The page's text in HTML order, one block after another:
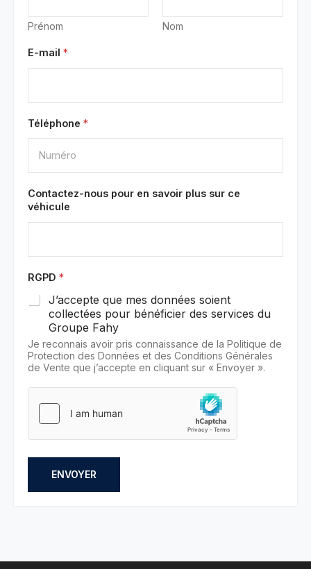
Prénom Nom
E-mail *
Téléphone *
Contactez-nous pour en savoir plus sur ce
véhicule
RGPD *
J’accepte que mes données soient
collectées pour bénéficier des services du
Groupe Fahy
Je reconnais avoir pris connaissance de la Politique de
Protection des Données et des Conditions Générales
de Vente que j’accepte en cliquant sur « Envoyer ».
ENVOYER